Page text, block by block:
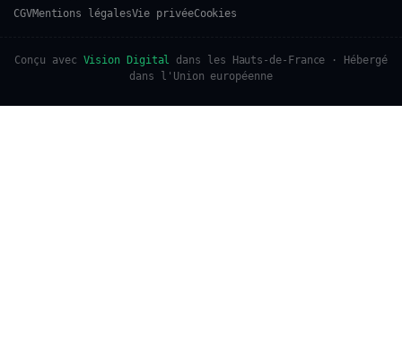
CGVMentions légalesVie privéeCookies
Conçu avec Vision Digital
dans les Hauts-de-France · Hébergé
dans l'Union européenne